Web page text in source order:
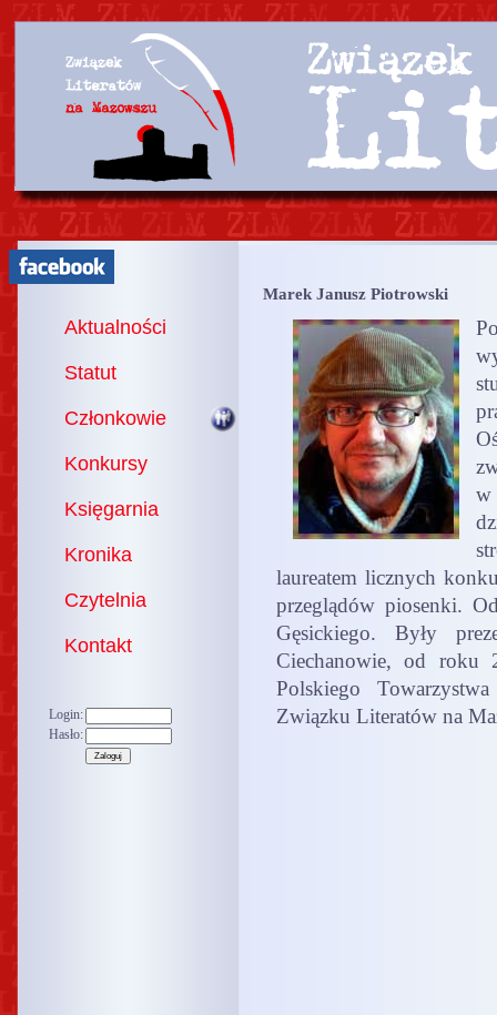
Aktualności
Statut
Członkowie
Konkursy
Księgarnia
Kronika
Czytelnia
Kontakt
Login:
Hasło:
Marek Janusz Piotrowski
w
laureatem licznych
przeglądów piosenki.
Gęsickiego. Były
Ciechanowie, od roku
Polskiego
Związku Literatów na